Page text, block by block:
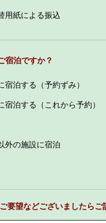
用紙による振込
宿泊ですか？
宿泊する（予約ずみ）
宿泊する（これから予約）
外の施設に宿泊
要望などございましたらご